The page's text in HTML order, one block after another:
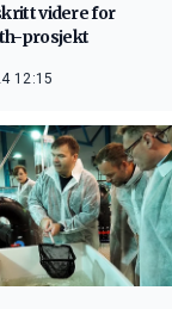
videre for
prosjekt
12:15